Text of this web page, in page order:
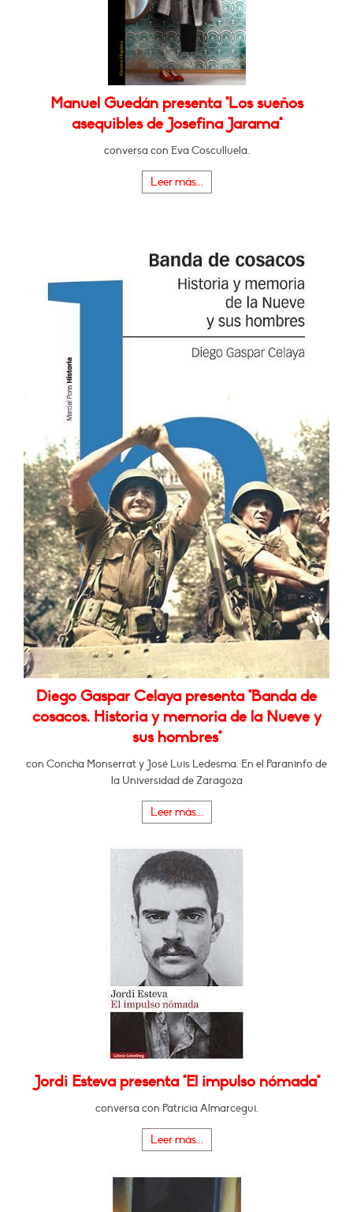
Manuel Guedán presenta "Los sueños
asequibles de Josefina Jarama"
conversa con Eva Cosculluela.
Leer más...
Diego Gaspar Celaya presenta "Banda de
cosacos. Historia y memoria de la Nueve y
sus hombres"
con Concha Monserrat y José Luis Ledesma. En el Paraninfo de
la Universidad de Zaragoza
Leer más...
Jordi Esteva presenta "El impulso nómada"
conversa con Patricia Almarcegui.
Leer más...